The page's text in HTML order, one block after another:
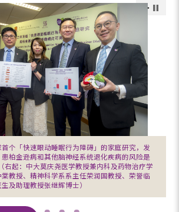
个「快速眼动睡眠行为障碍」的家庭研究，发
柏金逊病和其他脑神经系统退化疾病的风险是
右起：中大莫庆尧医学教授兼内科及药物治疗学
教授、精神科学系系主任荣润国教授、荣誉临
及助理教授张继辉博士）